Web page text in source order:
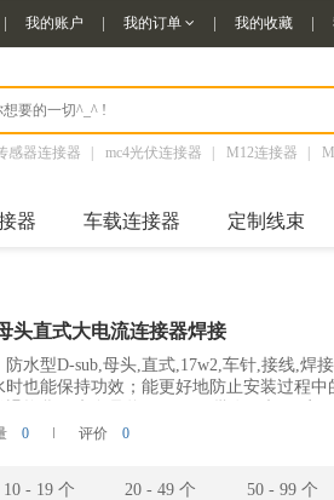
我的账户 我的订单 我的收藏
感器连接器 | mc4光伏连接器 | M12连接器 |
器 车载连接器 定制线束
头直式大电流连接器焊接
水型D-sub,母头,直式,17w2,车针,接线,焊
时也能保持功效；能更好地防止安装过程
材测试和测量设备通讯电气性能接触电
0 评价 0
10 - 19 个 20 - 49 个 50 - 99 个